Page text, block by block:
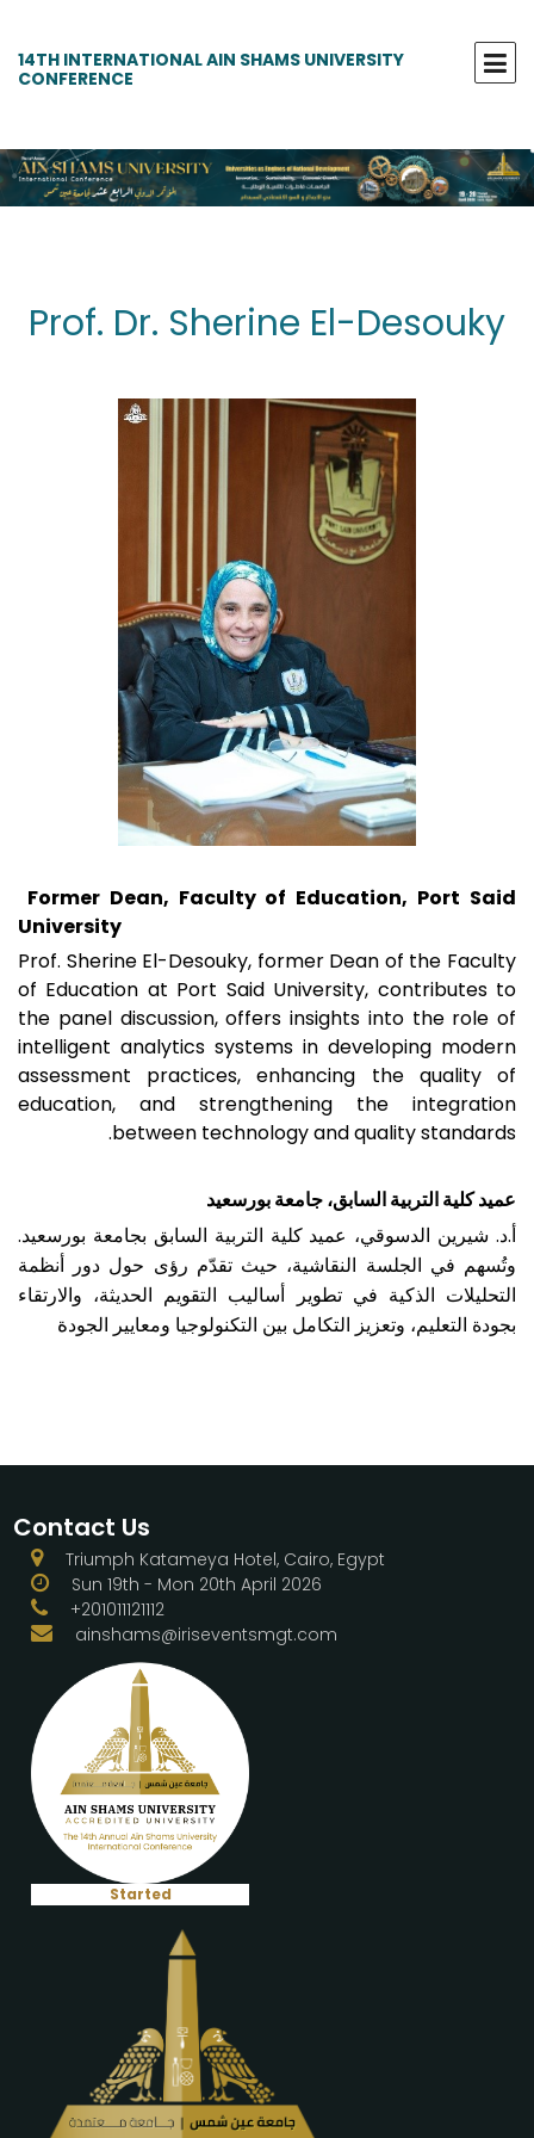
14TH INTERNATIONAL AIN SHAMS UNIVERSITY
CONFERENCE
Prof. Dr. Sherine El-Desouky
Former Dean, Faculty of Education, Port Said
University
Prof. Sherine El-Desouky, former Dean of the Faculty
of Education at Port Said University, contributes to
the panel discussion, offers insights into the role of
intelligent analytics systems in developing modern
assessment practices, enhancing the quality of
education, and strengthening the integration
between technology and quality standards.
عميد كلية التربية السابق، جامعة بورسعيد
أ.د. شيرين الدسوقي، عميد كلية التربية السابق بجامعة بورسعيد.
وتُسهم في الجلسة النقاشية، حيث تقدّم رؤى حول دور أنظمة
التحليلات الذكية في تطوير أساليب التقويم الحديثة، والارتقاء
بجودة التعليم، وتعزيز التكامل بين التكنولوجيا ومعايير الجودة
Contact Us
Triumph Katameya Hotel, Cairo, Egypt
Sun 19th - Mon 20th April 2026
+201011121112
ainshams@iriseventsmgt.com
Started